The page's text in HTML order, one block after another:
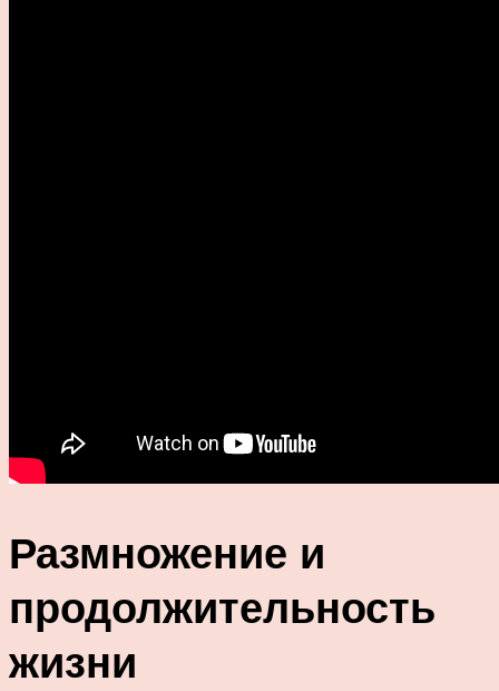
Размножение и
продолжительность
жизни